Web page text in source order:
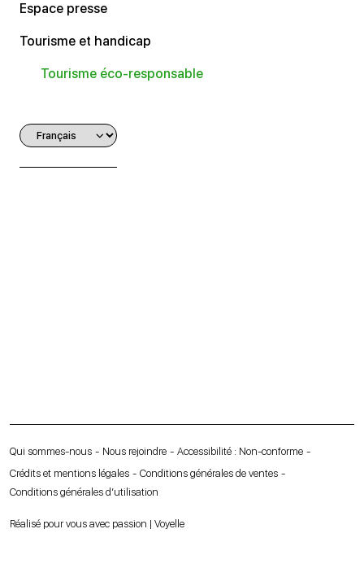
Espace presse
Tourisme et handicap
Tourisme éco-responsable
Qui sommes-nous Nous rejoindre
Accessibilité : Non-conforme
Crédits et mentions légales
Conditions générales de ventes
Conditions générales d’utilisation
Réalisé pour vous avec passion | Voyelle